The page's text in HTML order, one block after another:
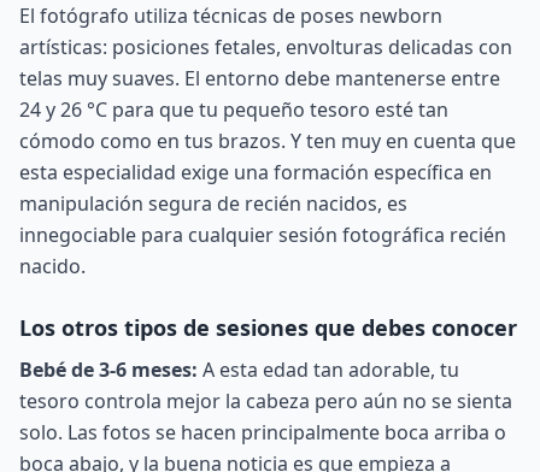
El fotógrafo utiliza técnicas de poses newborn
artísticas: posiciones fetales, envolturas delicadas con
telas muy suaves. El entorno debe mantenerse entre
24 y 26 °C para que tu pequeño tesoro esté tan
cómodo como en tus brazos. Y ten muy en cuenta que
esta especialidad exige una formación específica en
manipulación segura de recién nacidos, es
innegociable para cualquier sesión fotográfica recién
nacido.
Los otros tipos de sesiones que debes conocer
Bebé de 3-6 meses: A esta edad tan adorable, tu
tesoro controla mejor la cabeza pero aún no se sienta
solo. Las fotos se hacen principalmente boca arriba o
boca abajo, y la buena noticia es que empieza a